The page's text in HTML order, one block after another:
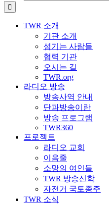
TWR 소개
기관 소개
섬기는 사람들
협력 기관
오시는 길
TWR.org
라디오 방송
방송사역 안내
단파방송이란
방송 프로그램
TWR360
프로젝트
라디오 교회
이음줄
소망의 여인들
TWR 방송신학
자전거 국토종주
TWR 소식